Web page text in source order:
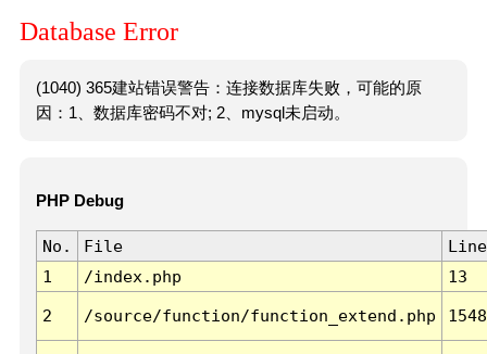
Database Error
(1040) 365建站错误警告：连接数据库失败，可能的原
因：1、数据库密码不对; 2、mysql未启动。
PHP Debug
No. File
Line
1
/index.php 13
2 /source/function/function_extend.php 1548